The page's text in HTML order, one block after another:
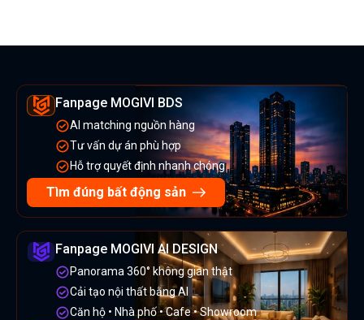
Fanpage MOGIVI BDS
AI matching nguồn hàng
Tư vấn dự án phù hợp
Hỗ trợ quyết định nhanh chóng
Tìm đúng bất động sản
Fanpage MOGIVI AI DESIGN
Panorama 360° không gian thật
Cải tạo nội thất bằng AI
Căn hộ • Nhà phố • Cafe • Showroom